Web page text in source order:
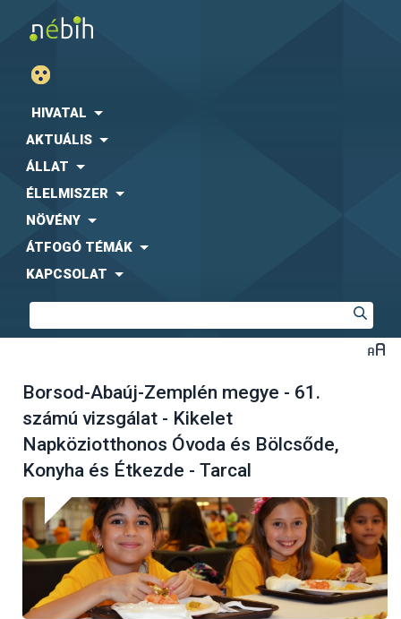
HIVATAL
AKTUÁLIS
ÁLLAT
ÉLELMISZER
NÖVÉNY
ÁTFOGÓ TÉMÁK
KAPCSOLAT
Borsod-Abaúj-Zemplén megye - 61.
számú vizsgálat - Kikelet
Napköziotthonos Óvoda és Bölcsőde,
Konyha és Étkezde - Tarcal